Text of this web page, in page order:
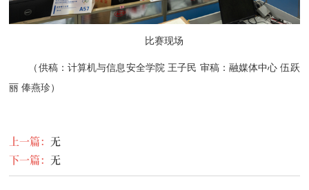
上一篇： 无
下一篇： 无
比赛现场
（供稿：计算机与信息安全学院 王子民 审稿：融媒体中心 伍跃
丽 俸燕珍）